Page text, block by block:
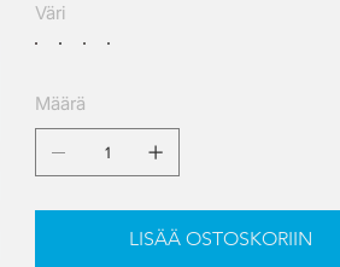
Väri
Määrä
LISÄÄ OSTOSKORIIN